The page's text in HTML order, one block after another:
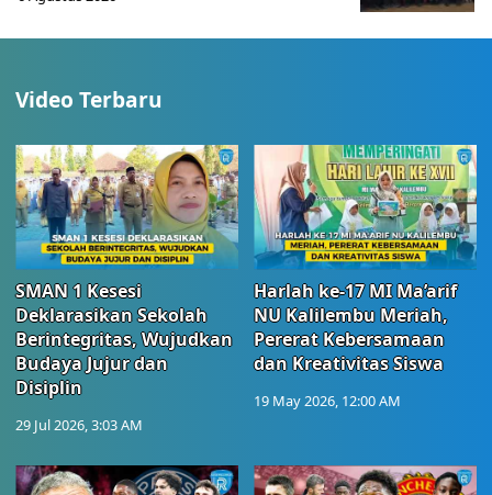
Video Terbaru
SMAN 1 Kesesi
Deklarasikan Sekolah
Berintegritas, Wujudkan
Budaya Jujur dan
Disiplin
29 Jul 2026, 3:03 AM
Harlah ke-17 MI Ma’arif
NU Kalilembu Meriah,
Pererat Kebersamaan
dan Kreativitas Siswa
19 May 2026, 12:00 AM